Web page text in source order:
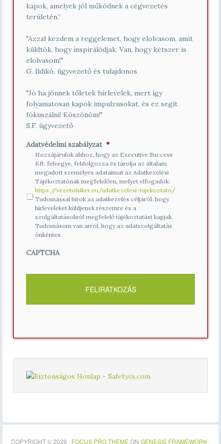
kapok, amelyek jól működnek a cégvezetés
területén.”
"Azzal kezdem a reggelemet, hogy elolvasom, amit
küldtök, hogy inspirálódjak. Van, hogy kétszer is
elolvasom!"
G. Ildikó, ügyvezető és tulajdonos
"Jó ha jönnek tőletek hírlevelek, mert így
folyamatosan kapok impulzusokat, és ez segít
fókuszálni! Köszönöm!"
S.F. ügyvezető
Adatvédelmi szabályzat *
Hozzájárulok ahhoz, hogy az Executive Success
Kft. felvegye, feldolgozza és tárolja az általam
megadott személyes adataimat az Adatkezelési
Tájékoztatónak megfelelően, melyet elfogadok:
https://vezetoisiker.eu/adatkezelesi-tajekoztato/
Tudomással bírok az adatkezelés céljáról: hogy
hírleveleket küldjenek részemre és a
szolgáltatásokról megfelelő tájékoztatást kapjak.
Tudomásom van arról, hogy az adatszolgáltatás
önkéntes.
CAPTCHA
COPYRIGHT © 2026 · FOCUS PRO THEMEON GENESIS FRAMEWORK ·